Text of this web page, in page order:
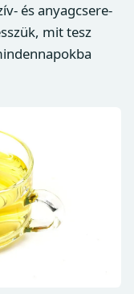
és anyagcsere-
mit tesz